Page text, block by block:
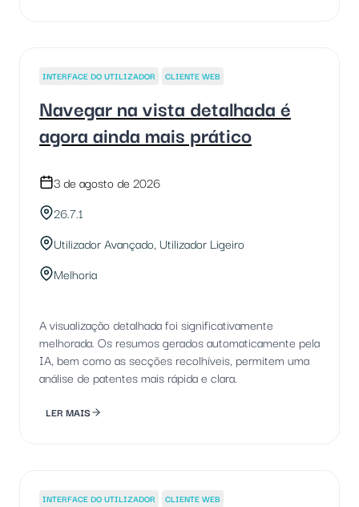
INTERFACE DO UTILIZADOR CLIENTE WEB
Navegar na vista detalhada é
agora ainda mais prático
3 de agosto de 2026
26.7.1
Utilizador Avançado, Utilizador Ligeiro
Melhoria
A visualização detalhada foi significativamente
melhorada. Os resumos gerados automaticamente pela
IA, bem como as secções recolhíveis, permitem uma
análise de patentes mais rápida e clara.
LER MAIS
INTERFACE DO UTILIZADOR CLIENTE WEB